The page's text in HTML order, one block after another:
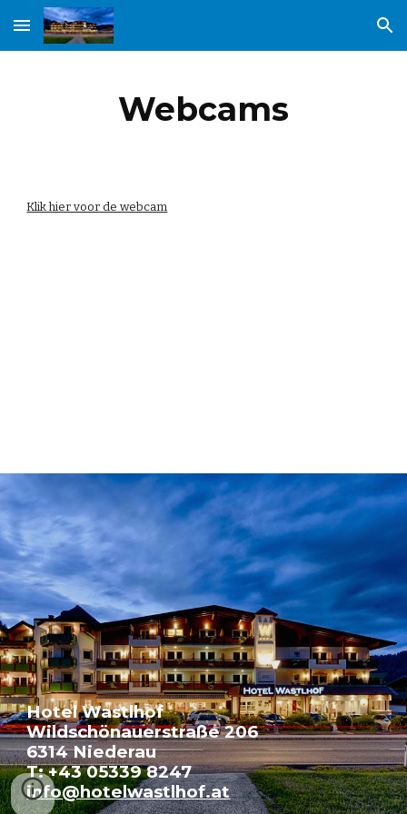
Skip to main content Skip to navigation
Webcams
Klik hier voor de webcam
Hotel Wastlhof
Wildschönauerstraße 206
6314 Niederau
T: +43 05339 8247
info@hotelwastlhof.at